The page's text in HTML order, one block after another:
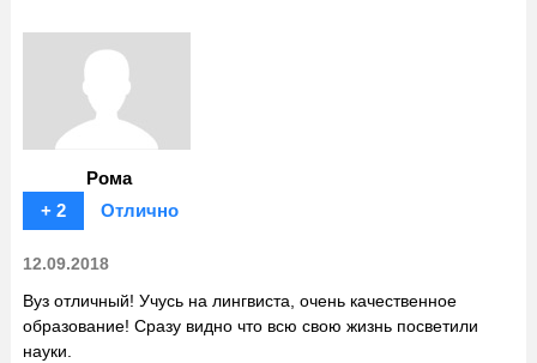
Рома
+ 2
Отлично
12.09.2018
Вуз отличный! Учусь на лингвиста, очень качественное
образование! Сразу видно что всю свою жизнь посветили
науки.